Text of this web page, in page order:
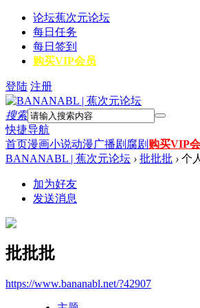
论坛蕉次元论坛
每日任务
每日签到
购买VIP会员
登陆 注册
搜索
快捷导航
首页漫画小说动漫广播剧 腐剧 购买VIP
BANANABL | 蕉次元论坛 › 批批批 › 个
加为好友
发送消息
批批批
https://www.bananabl.net/?42907